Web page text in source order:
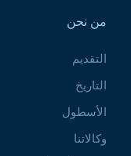
من نحن
التقديم
التاريخ
الأسطول
وكالاتنا